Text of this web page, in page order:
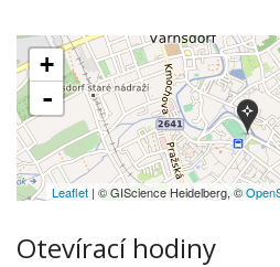
+
-
Leaflet | © GIScience Heidelberg, ©
Otevírací hodiny